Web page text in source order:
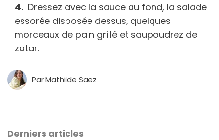
Dressez avec la sauce au fond, la salade
essorée disposée dessus, quelques
morceaux de pain grillé et saupoudrez de
zatar.
ParMathilde Saez
Derniers articles